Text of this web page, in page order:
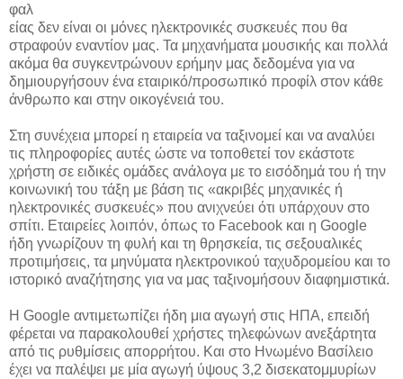
φαλ
είας δεν είναι οι μόνες ηλεκτρονικές συσκευές που θα
στραφούν εναντίον μας. Τα μηχανήματα μουσικής και πολλά
ακόμα θα συγκεντρώνουν ερήμην μας δεδομένα για να
δημιουργήσουν ένα εταιρικό/προσωπικό προφίλ στον κάθε
άνθρωπο και στην οικογένειά του.
Στη συνέχεια μπορεί η εταιρεία να ταξινομεί και να αναλύει
τις πληροφορίες αυτές ώστε να τοποθετεί τον εκάστοτε
χρήστη σε ειδικές ομάδες ανάλογα με το εισόδημά του ή την
κοινωνική του τάξη με βάση τις «ακριβές μηχανικές ή
ηλεκτρονικές συσκευές» που ανιχνεύει ότι υπάρχουν στο
σπίτι. Εταιρείες λοιπόν, όπως το Facebook και η Google
ήδη γνωρίζουν τη φυλή και τη θρησκεία, τις σεξουαλικές
προτιμήσεις, τα μηνύματα ηλεκτρονικού ταχυδρομείου και το
ιστορικό αναζήτησης για να μας ταξινομήσουν διαφημιστικά.
Η Google αντιμετωπίζει ήδη μια αγωγή στις ΗΠΑ, επειδή
φέρεται να παρακολουθεί χρήστες τηλεφώνων ανεξάρτητα
από τις ρυθμίσεις απορρήτου. Και στο Ηνωμένο Βασίλειο
έχει να παλέψει με μία αγωγή ύψους 3,2 δισεκατομμυρίων